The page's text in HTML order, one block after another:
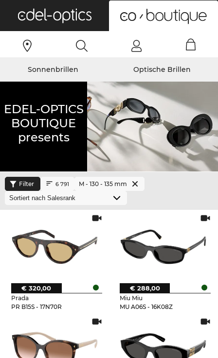
Sonnenbrillen Optische Brillen
EDEL-OPTICS
BOUTIQUE
presents
Filter 6 791 M - 130 - 135 mm
Prada
PR B15S - 17N70R
€ 320,00
Miu Miu
MU A06S - 16K08Z
€ 288,00